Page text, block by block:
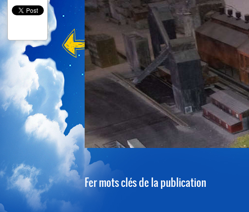
1 2 3 4 5
Fer mots clés de la publication